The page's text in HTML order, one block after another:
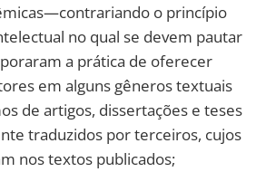
o princípio
no qual se devem pautar
a prática de oferecer
em alguns gêneros textuais
de artigos, dissertações e teses
traduzidos por terceiros, cujos
nos textos publicados;